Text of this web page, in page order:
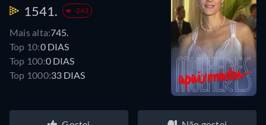
1541. -243
Mais alta:745.
Top 10:0 DIAS
Top 100:0 DIAS
Top 1000:33 DIAS